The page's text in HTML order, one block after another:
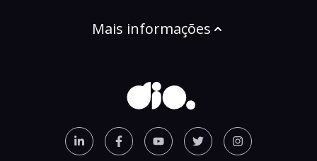
Mais informações